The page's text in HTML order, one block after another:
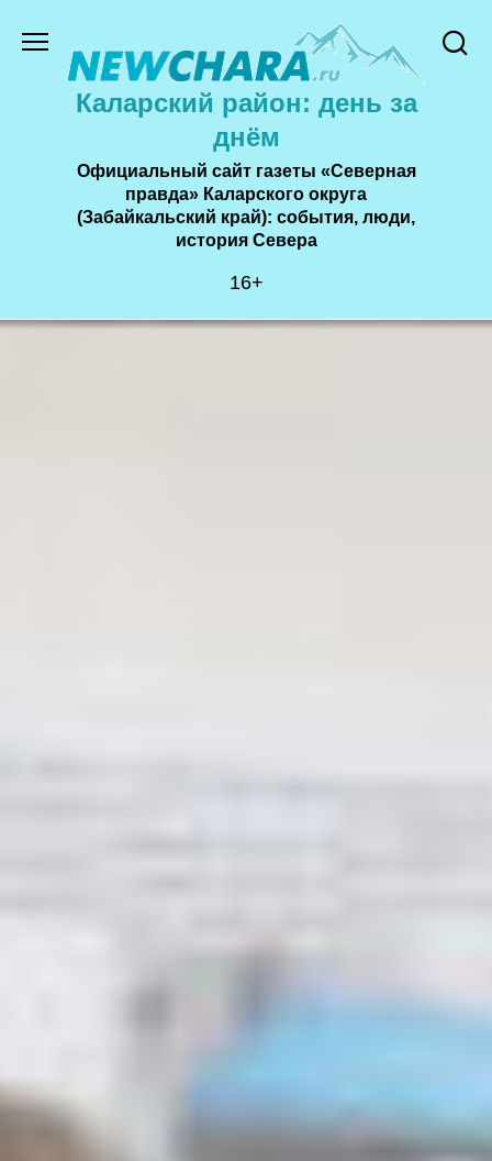
содержанию
Каларский район: день за
днём
Официальный сайт газеты «Северная
правда» Каларского округа
(Забайкальский край): события, люди,
история Cевера
16+